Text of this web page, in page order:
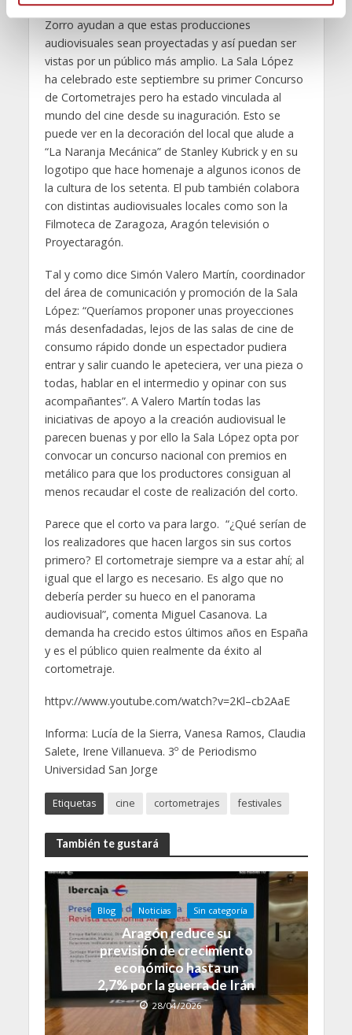
En Zaragoza, locales como laSala Lópezo El
Zorro ayudan a que estas producciones
audiovisuales sean proyectadas y así puedan ser
vistas por un público más amplio. La Sala López
ha celebrado este septiembre su primer Concurso
de Cortometrajes pero ha estado vinculada al
mundo del cine desde su inaguración. Esto se
puede ver en la decoración del local que alude a
“La Naranja Mecánica” de Stanley Kubrick y en su
logotipo que hace homenaje a algunos iconos de
la cultura de los setenta. El pub también colabora
con distintas audiovisuales locales como son la
Filmoteca de Zaragoza, Aragón televisión o
Proyectaragón.
Tal y como dice Simón Valero Martín, coordinador
del área de comunicación y promoción de la Sala
López: “Queríamos proponer unas proyecciones
más desenfadadas, lejos de las salas de cine de
consumo rápido donde un espectador pudiera
entrar y salir cuando le apeteciera, ver una pieza o
todas, hablar en el intermedio y opinar con sus
acompañantes”. A Valero Martín todas las
iniciativas de apoyo a la creación audiovisual le
parecen buenas y por ello la Sala López opta por
convocar un concurso nacional con premios en
metálico para que los productores consiguan al
menos recaudar el coste de realización del corto.
Parece que el corto va para largo. “¿Qué serían de
los realizadores que hacen largos sin sus cortos
primero? El cortometraje siempre va a estar ahí; al
igual que el largo es necesario. Es algo que no
debería perder su hueco en el panorama
audiovisual”, comenta Miguel Casanova. La
demanda ha crecido estos últimos años en España
y es el público quien realmente da éxito al
cortometraje.
httpv://www.youtube.com/watch?v=2Kl–cb2AaE
Informa: Lucía de la Sierra, Vanesa Ramos, Claudia
Salete, Irene Villanueva. 3º de Periodismo
Universidad San Jorge
Etiquetas cine cortometrajes festivales
También te gustará
Blog Noticias Sin categoría
Aragón reduce su
previsión de crecimiento
económico hasta un
2,7% por la guerra de Irán
28/04/2026